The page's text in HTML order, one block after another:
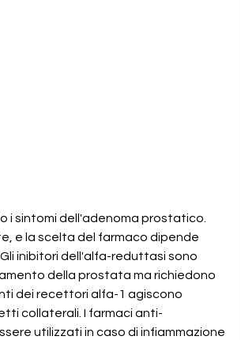
e la scelta del farmaco dipende
inibitori dell'alfa-reduttasi sono
della prostata ma richiedono
dei recettori alfa-1 agiscono
collaterali. I farmaci anti-
utilizzati in caso di infiammazione